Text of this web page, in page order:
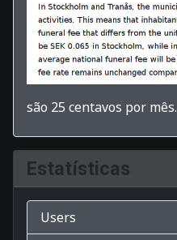
são 25 centavos por mês.
Estatísticas
Users